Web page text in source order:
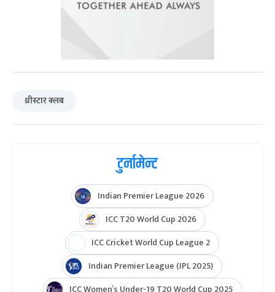
टुर्नामेन्ट
Indian Premier League 2026
ICC T20 World Cup 2026